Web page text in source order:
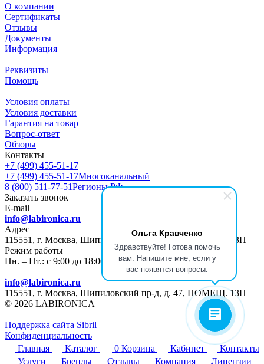
Ольга Кравченко
Здравствуйте! Готова помочь
вам. Напишите мне, если у
вас появятся вопросы.
О компании
Сертификаты
Отзывы
Документы
Информация
Реквизиты
Помощь
Условия оплаты
Условия доставки
Гарантия на товар
Вопрос-ответ
Обзоры
Контакты
+7 (499) 455-51-17
+7 (499) 455-51-17Многоканальный
8 (800) 511-77-51Регионы РФ
Заказать звонок
E-mail
info@labironica.ru
Адрес
115551, г. Москва, Шипиловский пр-д, д. 47, ПОМЕЩ. 13Н
Режим работы
Пн. – Пт.: с 9:00 до 18:00
info@labironica.ru
115551, г. Москва, Шипиловский пр-д, д. 47, ПОМЕЩ. 13Н
© 2026 LABIRONICA
Поддержка сайта Sibril
Конфиденциальность
Главная
Каталог 0 Корзина Кабинет
Контакты
Услуги
Бренды Отзывы Компания Лицензии